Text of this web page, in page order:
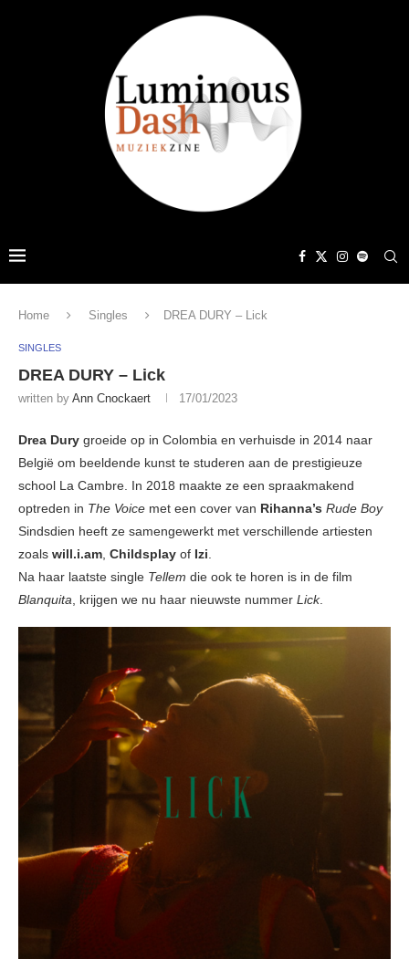
Home Singles DREA DURY – Lick
SINGLES
DREA DURY – Lick
written by Ann Cnockaert 17/01/2023
Drea Dury groeide op in Colombia en verhuisde in 2014 naar
België om beeldende kunst te studeren aan de prestigieuze
school La Cambre. In 2018 maakte ze een spraakmakend
optreden in The Voice met een cover van Rihanna’s Rude Boy
Sindsdien heeft ze samengewerkt met verschillende artiesten
zoals will.i.am, Childsplay of Izi.
Na haar laatste single Tellem die ook te horen is in de film
Blanquita, krijgen we nu haar nieuwste nummer Lick.